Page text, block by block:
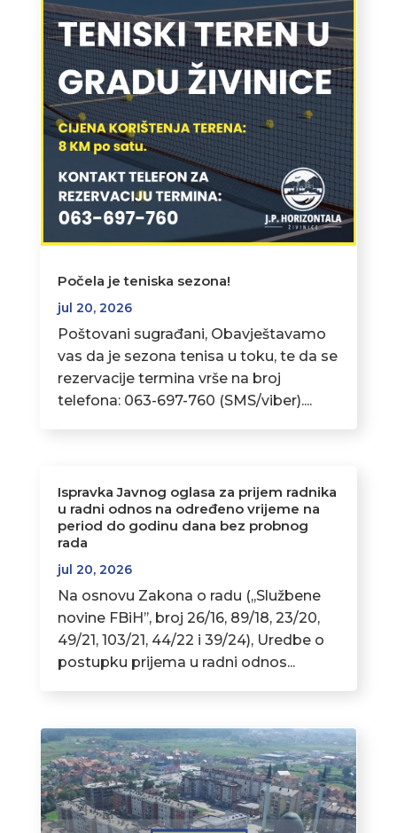
Počela je teniska sezona!
jul 20, 2026
Poštovani sugrađani, Obavještavamo
vas da je sezona tenisa u toku, te da se
rezervacije termina vrše na broj
telefona: 063-697-760 (SMS/viber)....
Ispravka Javnog oglasa za prijem radnika
u radni odnos na određeno vrijeme na
period do godinu dana bez probnog
rada
jul 20, 2026
Na osnovu Zakona o radu (,,Službene
novine FBiH’’, broj 26/16, 89/18, 23/20,
49/21, 103/21, 44/22 i 39/24), Uredbe o
postupku prijema u radni odnos...